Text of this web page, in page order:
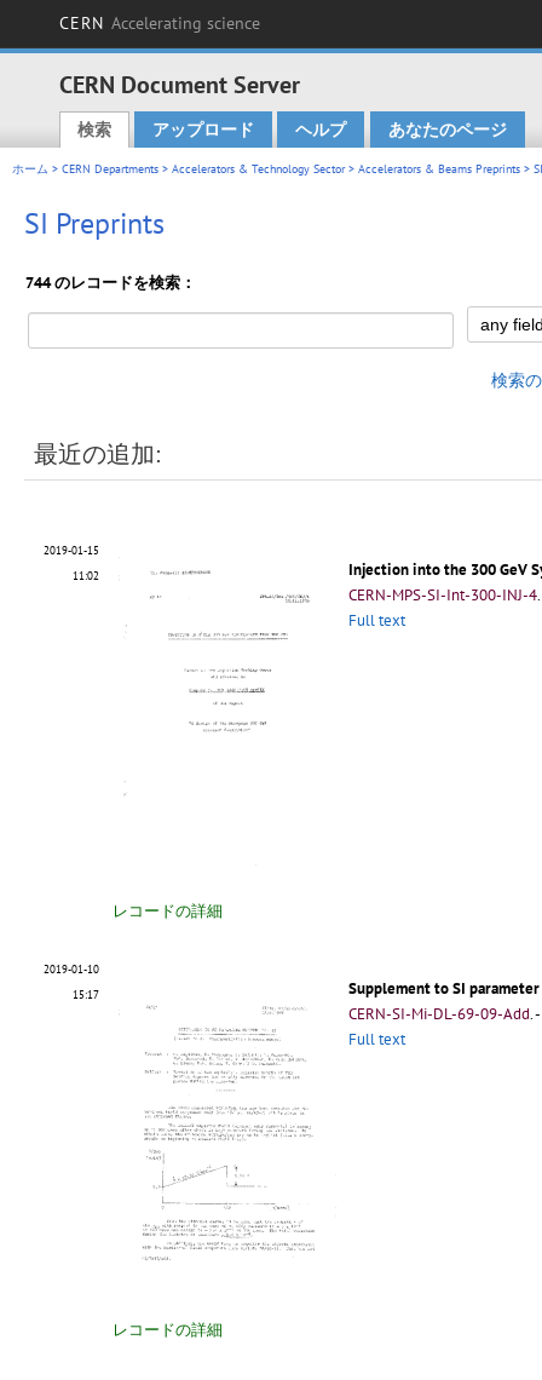
CERN Accelerating science
CERN Document Server
Main menu
検索 アップロード ヘルプ あなたのページ
ホーム > CERN Departments > Accelerators & Technology Sector> Accelerators & Beams Preprints >
SI Preprints
744 のレコードを検索：
検索
最近の追加:
2019-01-15
11:02
Injection into the 300 GeV
CERN-MPS-SI-Int-300-INJ-4.
Full text
レコードの詳細
2019-01-10
15:17
Supplement to SI
CERN-SI-Mi-DL-69-09-Add.
Full text
レコードの詳細